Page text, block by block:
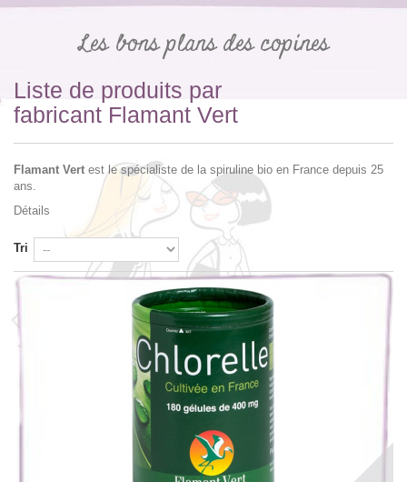
Les bons plans des copines
Liste de produits par
fabricant Flamant Vert
Flamant Vert est le spécialiste de la spiruline bio en France depuis 25
ans.
Détails
Tri